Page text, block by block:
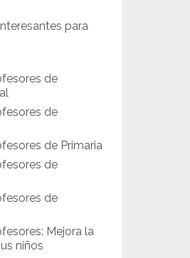
para
de
de
de Primaria
de
de
Mejora la
niños